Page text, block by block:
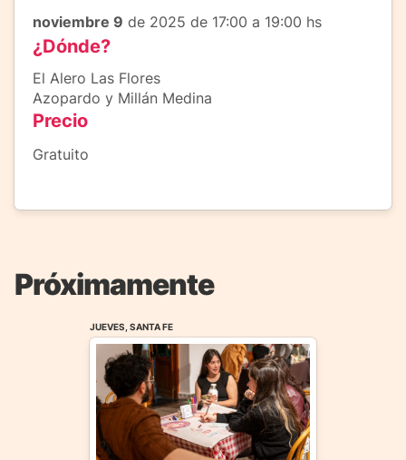
noviembre 9 de 2025 de 17:00 a 19:00 hs
¿Dónde?
El Alero Las Flores
Azopardo y Millán Medina
Precio
Gratuito
Próximamente
JUEVES, SANTA FE